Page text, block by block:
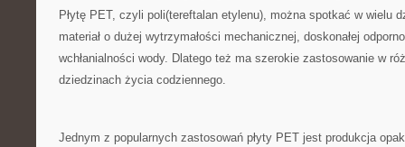
Płytę PET, czyli poli(tereftalan etylenu), można spotkać⁢ w wielu
materiał o⁢ dużej wytrzymałości ⁢mechanicznej, doskonałej
wchłanialności wody. Dlatego też ma szerokie zastosowanie w
dziedzinach życia codziennego.
Jednym​ z popularnych⁣ zastosowań płyty ‌PET jest produkcja